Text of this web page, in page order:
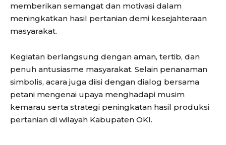
memberikan semangat dan motivasi dalam
meningkatkan hasil pertanian demi kesejahteraan
masyarakat.
Kegiatan berlangsung dengan aman, tertib, dan
penuh antusiasme masyarakat. Selain penanaman
simbolis, acara juga diisi dengan dialog bersama
petani mengenai upaya menghadapi musim
kemarau serta strategi peningkatan hasil produksi
pertanian di wilayah Kabupaten OKI.